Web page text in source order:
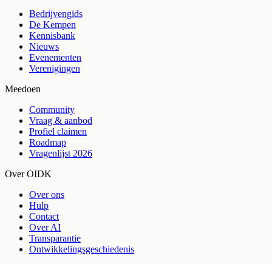
Bedrijvengids
De Kempen
Kennisbank
Nieuws
Evenementen
Verenigingen
Meedoen
Community
Vraag & aanbod
Profiel claimen
Roadmap
Vragenlijst 2026
Over OIDK
Over ons
Hulp
Contact
Over AI
Transparantie
Ontwikkelingsgeschiedenis